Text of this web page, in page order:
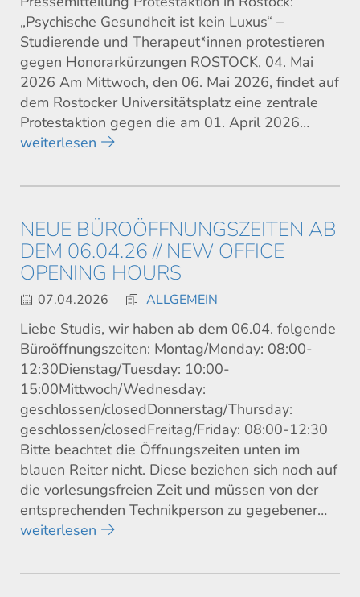
„Psychische Gesundheit ist kein Luxus“ –
Studierende und Therapeut*innen protestieren
gegen Honorarkürzungen ROSTOCK, 04. Mai
2026 Am Mittwoch, den 06. Mai 2026, findet auf
dem Rostocker Universitätsplatz eine zentrale
Protestaktion gegen die am 01. April 2026…
weiterlesen
NEUE BÜROÖFFNUNGSZEITEN AB
DEM 06.04.26 // NEW OFFICE
OPENING HOURS
07.04.2026 ALLGEMEIN
Liebe Studis, wir haben ab dem 06.04. folgende
Büroöffnungszeiten: Montag/Monday: 08:00-
12:30Dienstag/Tuesday: 10:00-
15:00Mittwoch/Wednesday:
geschlossen/closedDonnerstag/Thursday:
geschlossen/closedFreitag/Friday: 08:00-12:30
Bitte beachtet die Öffnungszeiten unten im
blauen Reiter nicht. Diese beziehen sich noch auf
die vorlesungsfreien Zeit und müssen von der
entsprechenden Technikperson zu gegebener…
weiterlesen